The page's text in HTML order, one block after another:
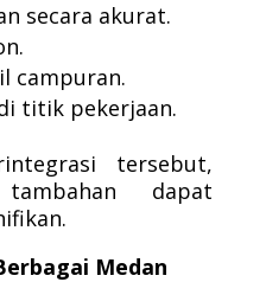
secara akurat.
campuran.
titik pekerjaan.
tersebut,
dapat
Medan